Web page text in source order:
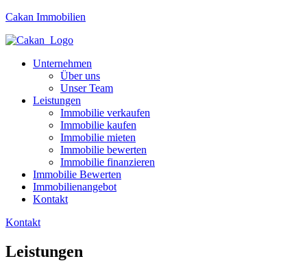
Cakan Immobilien
Unternehmen
Über uns
Unser Team
Leistungen
Immobilie verkaufen
Immobilie kaufen
Immobilie mieten
Immobilie bewerten
Immobilie finanzieren
Immobilie Bewerten
Immobilienangebot
Kontakt
Kontakt
Leistungen